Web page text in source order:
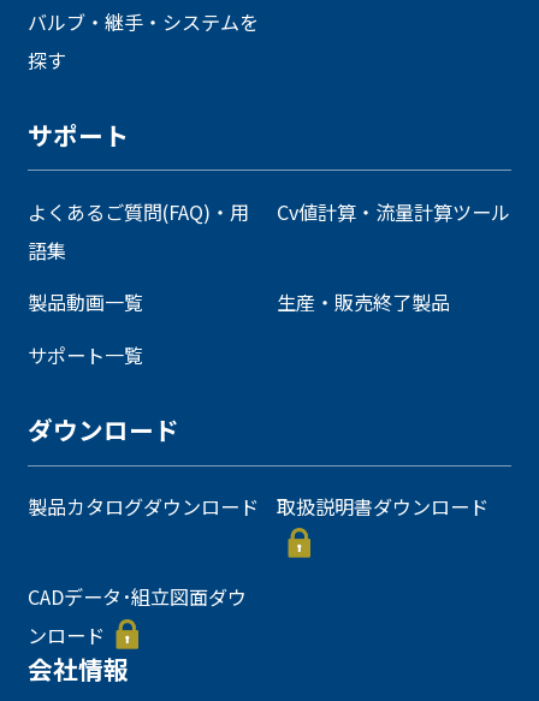
バルブ・継手・システムを
探す
サポート
よくあるご質問(FAQ)・用
語集
Cv値計算・流量計算ツール
製品動画一覧
生産・販売終了製品
サポート一覧
ダウンロード
製品カタログダウンロード 取扱説明書ダウンロード
CADデータ･組立図面ダウ
ンロード
会社情報